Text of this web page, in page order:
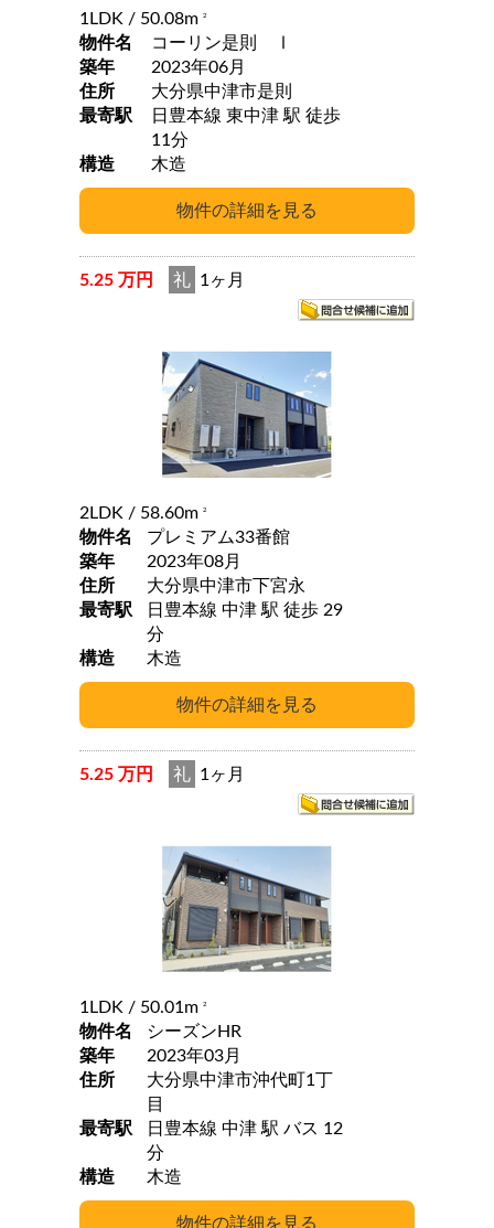
1LDK / 50.08m 2
物件名
コーリン是則 Ⅰ
築年
2023年06月
住所
大分県中津市是則
最寄駅
日豊本線 東中津 駅 徒歩
11分
構造
木造
5.25 万円 礼 1ヶ月
2LDK / 58.60m 2
物件名
プレミアム33番館
築年
2023年08月
住所
大分県中津市下宮永
最寄駅
日豊本線 中津 駅 徒歩 29
分
構造
木造
5.25 万円 礼 1ヶ月
1LDK / 50.01m 2
物件名
シーズンHR
築年
2023年03月
住所
大分県中津市沖代町1丁
目
最寄駅
日豊本線 中津 駅 バス 12
分
構造
木造